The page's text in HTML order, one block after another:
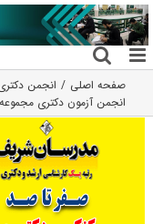
رفتن
به
محتوا
صفحه اصلی انجمن
انجمن آزمون دکتری